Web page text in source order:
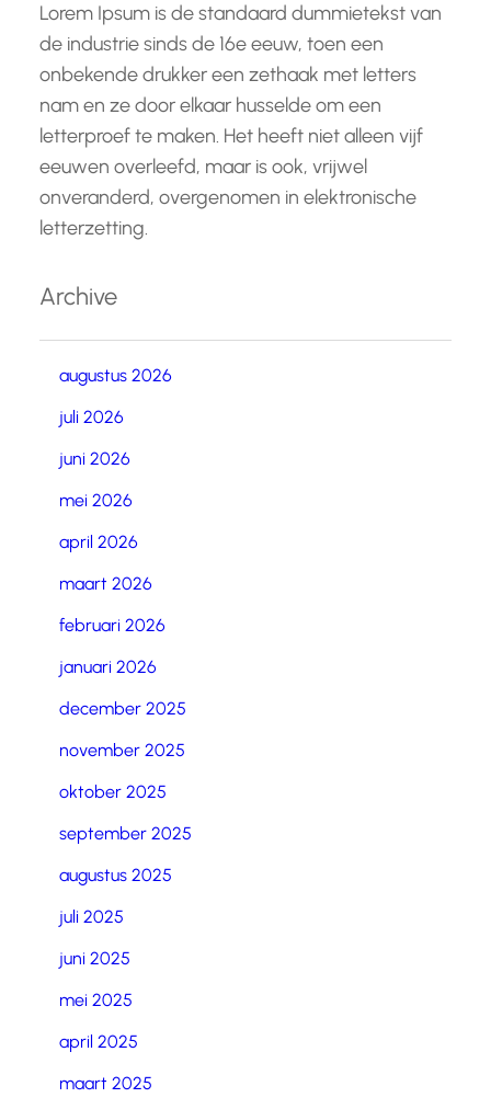
Lorem Ipsum is de standaard dummietekst van
de industrie sinds de 16e eeuw, toen een
onbekende drukker een zethaak met letters
nam en ze door elkaar husselde om een
letterproef te maken. Het heeft niet alleen vijf
eeuwen overleefd, maar is ook, vrijwel
onveranderd, overgenomen in elektronische
letterzetting.
Archive
augustus 2026
juli 2026
juni 2026
mei 2026
april 2026
maart 2026
februari 2026
januari 2026
december 2025
november 2025
oktober 2025
september 2025
augustus 2025
juli 2025
juni 2025
mei 2025
april 2025
maart 2025